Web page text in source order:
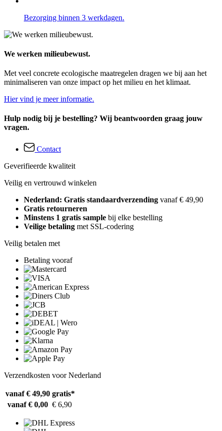
Bezorging binnen 3 werkdagen.
We werken milieubewust.
Met veel concrete ecologische maatregelen dragen we bij aan het
minimaliseren van onze impact op het milieu en het klimaat.
Hier vind je meer informatie.
Hulp nodig bij je bestelling? Wij beantwoorden graag jouw
vragen.
Contact
Geverifieerde kwaliteit
Veilig en vertrouwd winkelen
Nederland: Gratis standaardverzending vanaf € 49,90
Gratis retourneren
Minstens 1 gratis sample bij elke bestelling
Veilige betaling met SSL-codering
Veilig betalen met
Betaling vooraf
Verzendkosten voor Nederland
vanaf € 49,90 gratis*
vanaf € 0,00 € 6,90